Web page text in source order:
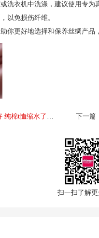
洗衣机中洗涤，建议使用专
以免损伤纤维‌。
你更好地选择和保养丝绸产
缩水了怎么恢复 下一篇
扫一扫了解